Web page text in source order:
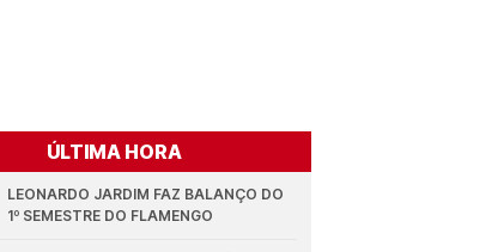
ÚLTIMA HORA
LEONARDO JARDIM FAZ BALANÇO DO
1º SEMESTRE DO FLAMENGO